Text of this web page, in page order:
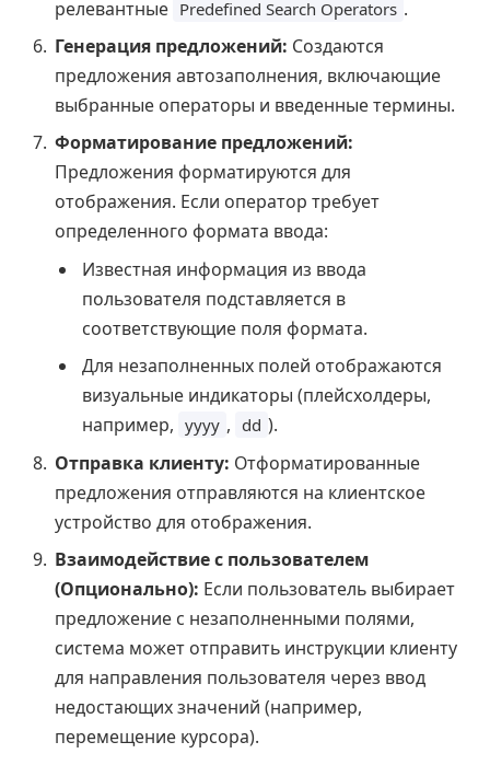
релевантные Predefined Search Operators .
Генерация предложений: Создаются
предложения автозаполнения, включающие
выбранные операторы и введенные термины.
Форматирование предложений:
Предложения форматируются для
отображения. Если оператор требует
определенного формата ввода:
Известная информация из ввода
пользователя подставляется в
соответствующие поля формата.
Для незаполненных полей отображаются
визуальные индикаторы (плейсхолдеры,
например, yyyy , dd ).
Отправка клиенту: Отформатированные
предложения отправляются на клиентское
устройство для отображения.
Взаимодействие с пользователем
(Опционально): Если пользователь выбирает
предложение с незаполненными полями,
система может отправить инструкции клиенту
для направления пользователя через ввод
недостающих значений (например,
перемещение курсора).